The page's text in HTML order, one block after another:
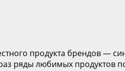
продукта брендов —
ряды любимых продуктов